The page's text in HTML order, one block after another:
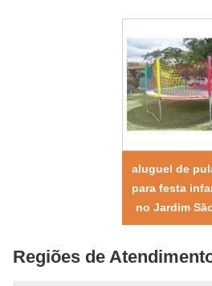
aluguel de
para festa
no Jardim
Regiões de